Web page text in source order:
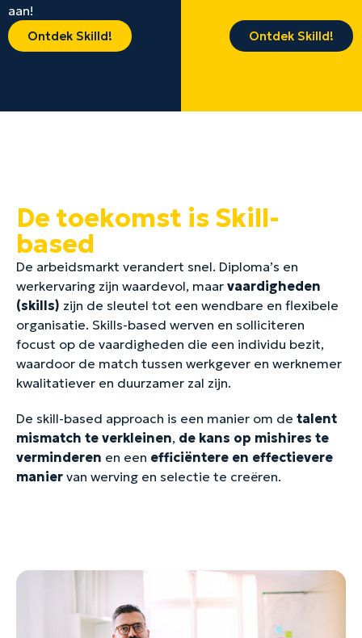
aan!
Ontdek Skilld! Ontdek Skilld!
De toekomst is Skill-
based
De arbeidsmarkt verandert snel. Diploma’s en
werkervaring zijn waardevol, maar vaardigheden
(skills) zijn de sleutel tot een wendbare en flexibele
organisatie. Skills-based werven en solliciteren
focust op de vaardigheden die een individu bezit,
waardoor de match tussen werkgever en werknemer
kwalitatiever en duurzamer zal zijn.
De skill-based approach is een manier om de talent
mismatch te verkleinen, de kans op mishires te
verminderen en een efficiëntere en effectievere
manier van werving en selectie te creëren.